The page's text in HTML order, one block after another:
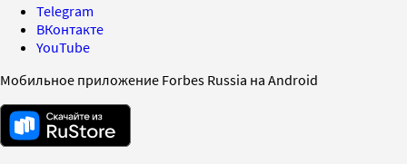
Telegram
ВКонтакте
YouTube
Мобильное приложение Forbes Russia на Android